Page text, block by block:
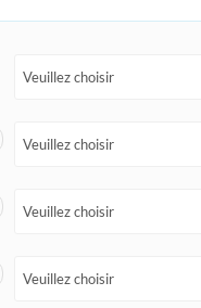
Veuillez choisir
Veuillez choisir
Veuillez choisir
Veuillez choisir